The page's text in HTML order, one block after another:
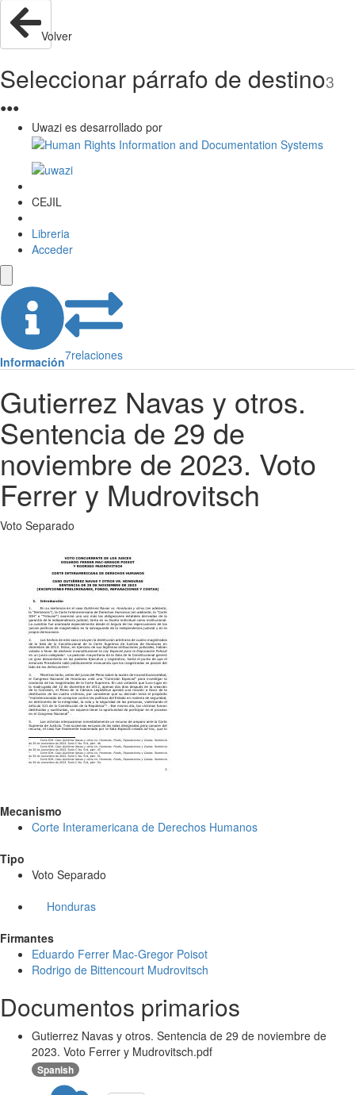
Volver
Seleccionar párrafo de destino3
●●●
Uwazi es desarrollado por
CEJIL
Libreria
Acceder
Información7relaciones
Gutierrez Navas y otros.
Sentencia de 29 de
noviembre de 2023. Voto
Ferrer y Mudrovitsch
Voto Separado
Mecanismo
Corte Interamericana de Derechos Humanos
Tipo
Voto Separado
Honduras
Firmantes
Eduardo Ferrer Mac-Gregor Poisot
Rodrigo de Bittencourt Mudrovitsch
Documentos primarios
Gutierrez Navas y otros. Sentencia de 29 de noviembre de
2023. Voto Ferrer y Mudrovitsch.pdf
Spanish